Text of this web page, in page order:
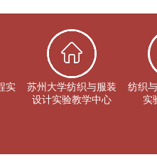
实
苏州大学纺织与服装
设计实验教学中心
纺织
实